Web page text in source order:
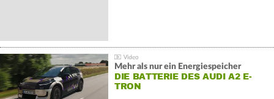
Mehr als nur ein Energiespeicher
DIE BATTERIE DES AUDI A2 E-
TRON